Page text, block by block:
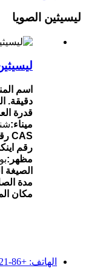
ليسيثين الصويا
اسم
دقيقة.
قدرة
ميناء:
CAS رقم.:
رقم
مظهر:
الصيغة
مدة
مكان
الهاتف: +86-021-69925189